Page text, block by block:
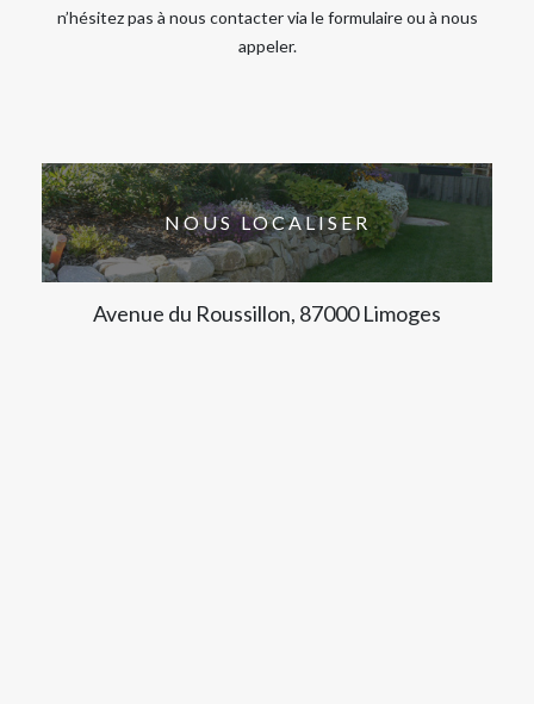
n’hésitez pas à nous contacter via le formulaire ou à nous
appeler.
NOUS LOCALISER
Avenue du Roussillon, 87000 Limoges